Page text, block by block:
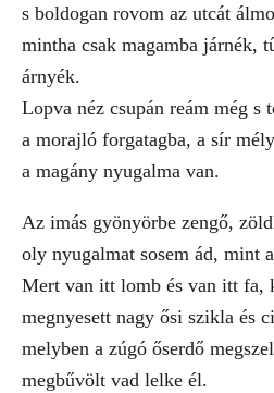
s boldogan rovom az utcát
mintha csak magamba járnék,
árnyék.
Lopva néz csupán reám még s
a morajló forgatagba, a sír
a magány nyugalma van.
Az imás gyönyörbe zengő,
oly nyugalmat sosem ád, mint
Mert van itt lomb és van itt fa,
megnyesett nagy ősi szikla és
melyben a zúgó őserdő
megbűvölt vad lelke él.